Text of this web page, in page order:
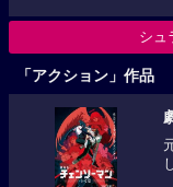
シュ
「アクション」作品